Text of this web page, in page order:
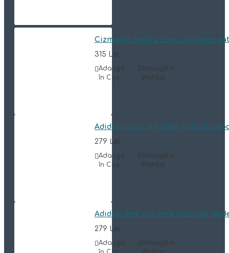
Cizmulite pentru copii din piele
315 Lei
Adaugă
în Coş
Adaugă in
Wishlist
Adidasi copii din piele naturala
279 Lei
Adaugă
în Coş
Adaugă in
Wishlist
Adidasi fete din piele naturala
279 Lei
Adaugă
Adaugă in